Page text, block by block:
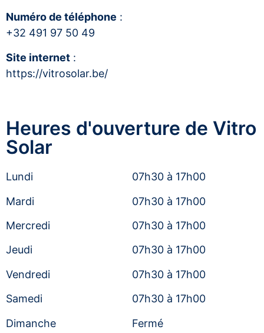
Numéro de téléphone :
+32 491 97 50 49
Site internet :
https://vitrosolar.be/
Heures d'ouverture de Vitro
Solar
Lundi
07h30 à 17h00
Mardi
07h30 à 17h00
Mercredi
07h30 à 17h00
Jeudi
07h30 à 17h00
Vendredi
07h30 à 17h00
Samedi
07h30 à 17h00
Dimanche
Fermé